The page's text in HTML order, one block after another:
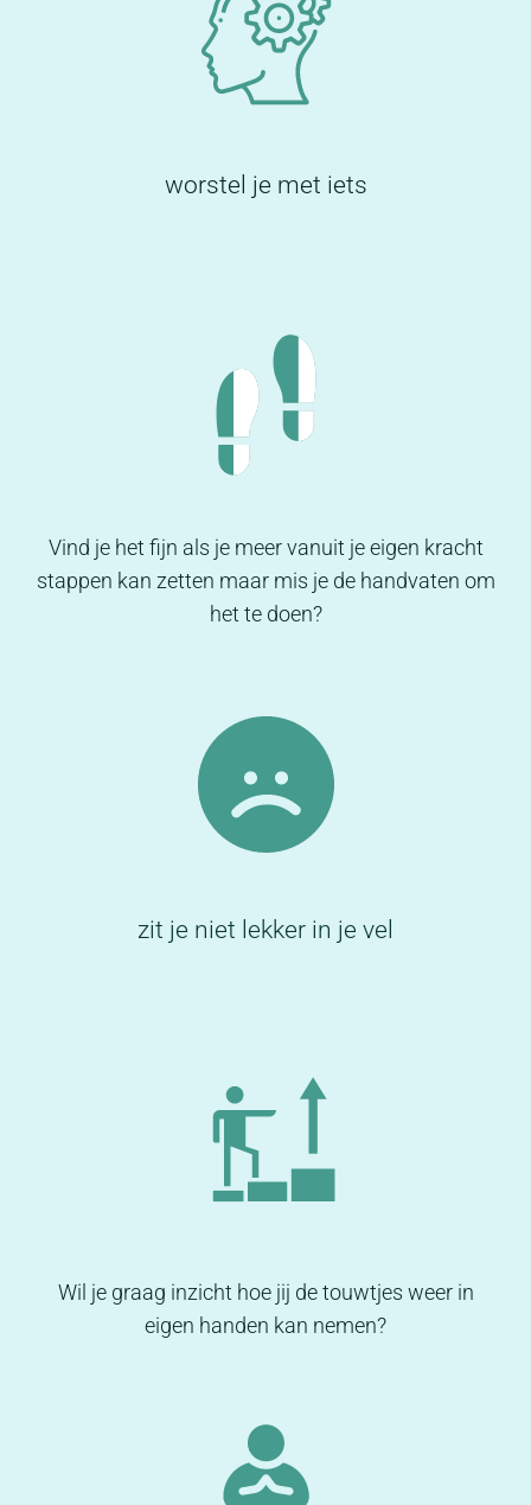
worstel je met iets
Vind je het fijn als je meer vanuit je eigen kracht
stappen kan zetten maar mis je de handvaten om
het te doen?
zit je niet lekker in je vel
Wil je graag inzicht hoe jij de touwtjes weer in
eigen handen kan nemen?